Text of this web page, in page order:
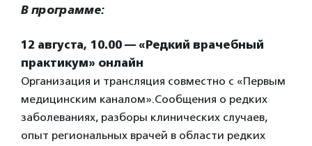
В программе:
12 августа, 10.00 — «Редкий врачебный
практикум» онлайн
Организация и трансляция совместно с «Первым
медицинским каналом».Сообщения о редких
заболеваниях, разборы клинических случаев,
опыт региональных врачей в области редких